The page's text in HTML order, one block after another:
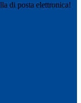
di posta elettronica!